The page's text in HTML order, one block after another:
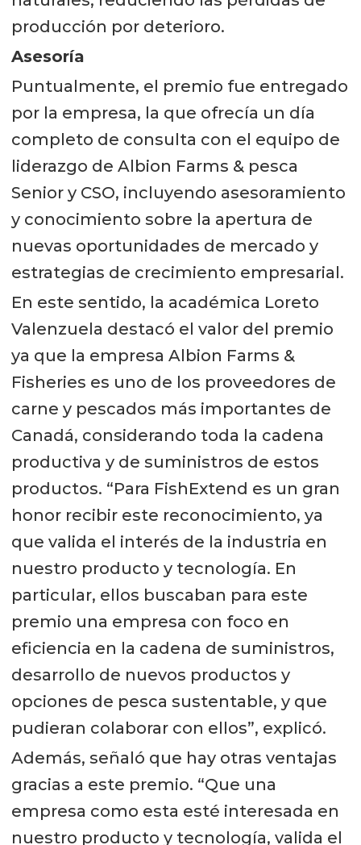
producción por deterioro.
Asesoría
Puntualmente, el premio fue entregado
por la empresa, la que ofrecía un día
completo de consulta con el equipo de
liderazgo de Albion Farms & pesca
Senior y CSO, incluyendo asesoramiento
y conocimiento sobre la apertura de
nuevas oportunidades de mercado y
estrategias de crecimiento empresarial.
En este sentido, la académica Loreto
Valenzuela destacó el valor del premio
ya que la empresa Albion Farms &
Fisheries es uno de los proveedores de
carne y pescados más importantes de
Canadá, considerando toda la cadena
productiva y de suministros de estos
productos. “Para FishExtend es un gran
honor recibir este reconocimiento, ya
que valida el interés de la industria en
nuestro producto y tecnología. En
particular, ellos buscaban para este
premio una empresa con foco en
eficiencia en la cadena de suministros,
desarrollo de nuevos productos y
opciones de pesca sustentable, y que
pudieran colaborar con ellos”, explicó.
Además, señaló que hay otras ventajas
gracias a este premio. “Que una
empresa como esta esté interesada en
nuestro producto y tecnología, valida el